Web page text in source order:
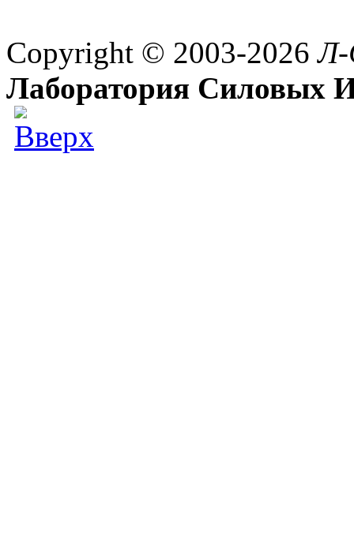
Copyright © 2003-2026
Лаборатория Силовых